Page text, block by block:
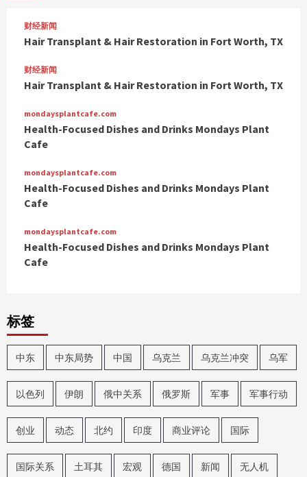
财经新闻
Hair Transplant & Hair Restoration in Fort Worth, TX
财经新闻
Hair Transplant & Hair Restoration in Fort Worth, TX
mondaysplantcafe.com
Health-Focused Dishes and Drinks Mondays Plant
Cafe
mondaysplantcafe.com
Health-Focused Dishes and Drinks Mondays Plant
Cafe
mondaysplantcafe.com
Health-Focused Dishes and Drinks Mondays Plant
Cafe
标签
中东 中东局势 中国 乌克兰 乌克兰冲突 乌军
以色列 伊朗 俄中关系 俄罗斯 军事 军事行动
创业 动态 北约 印度 商业评论 国际
国际关系 土耳其 宏观 德国 新闻 无人机